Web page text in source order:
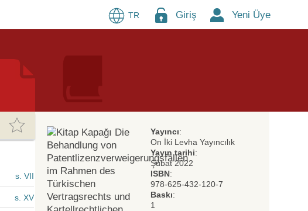
TR Giriş Yeni Üye
s. VII
s. XV
Yayıncı:
On İki Levha Yayıncılık
Yayın tarihi:
Şubat 2022
ISBN:
978-625-432-120-7
Baskı:
1